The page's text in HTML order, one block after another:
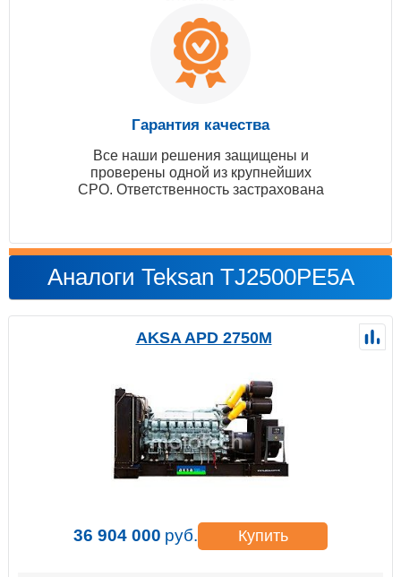
Гарантия качества
Все наши решения защищены и
проверены одной из крупнейших
СРО. Ответственность застрахована
Аналоги Teksan TJ2500PE5A
AKSA APD 2750M
36 904 000 руб. Купить